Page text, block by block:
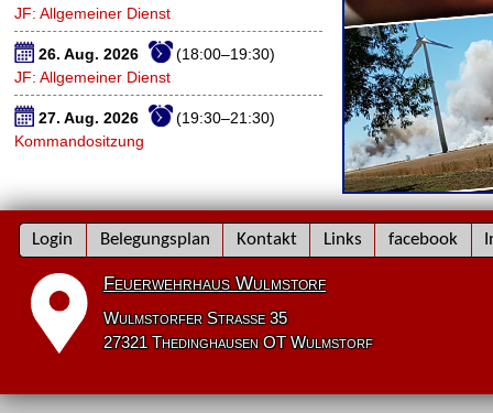
JF: Allgemeiner Dienst
26. Aug. 2026
(18:00–19:30)
JF: Allgemeiner Dienst
27. Aug. 2026
(19:30–21:30)
Kommandositzung
Navigation
überspringen
Login Belegungsplan Kontakt Links facebook
Feuerwehrhaus Wulmstorf
Wulmstorfer Straße 35
27321 Thedinghausen OT Wulmstorf